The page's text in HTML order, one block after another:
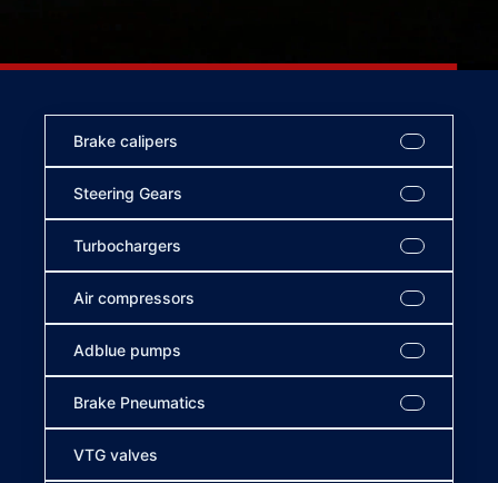
Brake calipers
Steering Gears
Turbochargers
Air compressors
Adblue pumps
Brake Pneumatics
VTG valves